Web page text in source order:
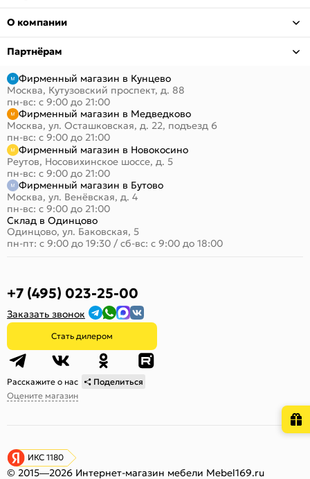
О компании
Партнёрам
Фирменный магазин в Кунцево
Москва, Кутузовский проспект, д. 88
пн-вс: с 9:00 до 21:00
Фирменный магазин в Медведково
Москва, ул. Осташковская, д. 22, подъезд 6
пн-вс: с 9:00 до 21:00
Фирменный магазин в Новокосино
Реутов, Носовихинское шоссе, д. 5
пн-вс: с 9:00 до 21:00
Фирменный магазин в Бутово
Москва, ул. Венёвская, д. 4
пн-вс: с 9:00 до 21:00
Склад в Одинцово
Одинцово, ул. Баковская, 5
пн-пт: с 9:00 до 19:30 / сб-вс: с 9:00 до 18:00
+7 (495) 023-25-00
Заказать звонок
Стать дилером
Расскажите о нас
Поделиться
Оцените магазин
ИКС 1180
© 2015—2026 Интернет-магазин мебели Mebel169.ru